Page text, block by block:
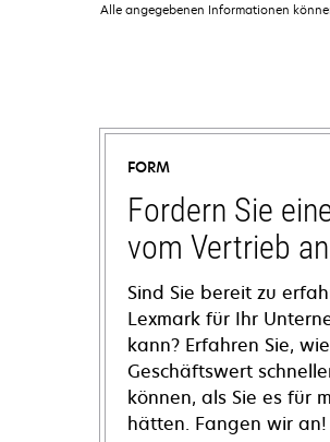
Alle angegebenen Informationen
FORM
Fordern Sie
vom Vertrieb an
Sind Sie bereit zu
Lexmark für Ihr
kann? Erfahren Sie,
Geschäftswert
können, als Sie es für
hätten. Fangen wir an!